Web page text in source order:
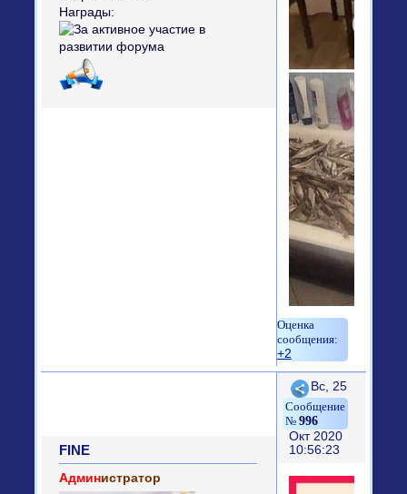
Награды:
+2
Поделиться
996
Вс, 25
Окт 2020
10:56:23
FINE
Администратор